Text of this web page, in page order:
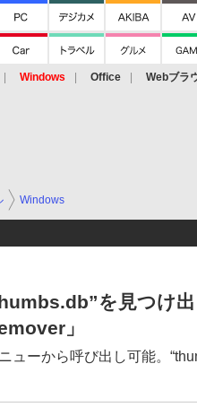
Windows Office Webブラ
Windows
を見つけ
」
ューから呼び出し可能。